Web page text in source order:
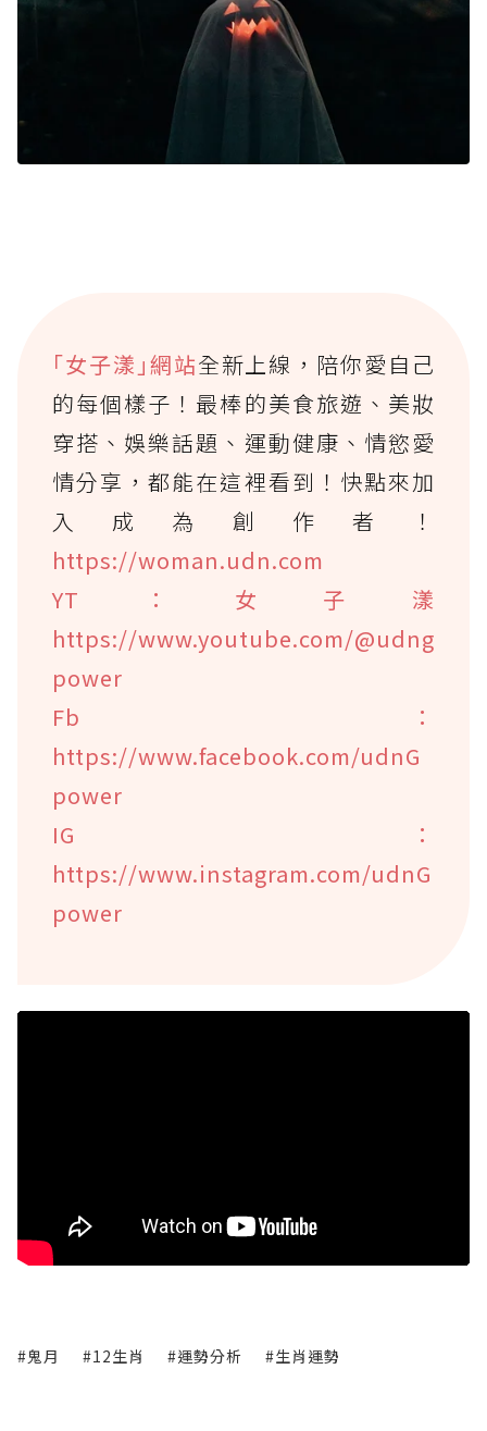
｢女子漾｣網站全新上線，陪你愛自己
的每個樣子！最棒的美食旅遊、美妝
穿搭、娛樂話題、運動健康、情慾愛
情分享，都能在這裡看到！快點來加
入成為創作者！
https://woman.udn.com
YT：女子漾
https://www.youtube.com/@udng
power
Fb：
https://www.facebook.com/udnG
power
IG：
https://www.instagram.com/udnG
power
#鬼月 #12生肖 #運勢分析 #生肖運勢